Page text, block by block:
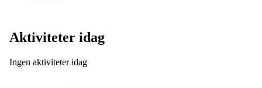
Aktiviteter idag
Ingen aktiviteter idag